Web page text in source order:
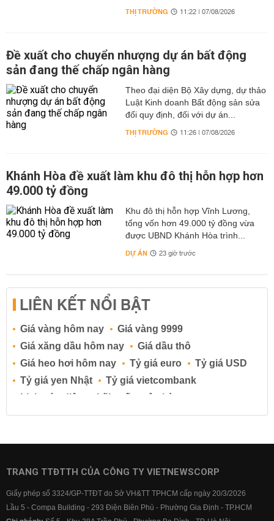
THỊ TRƯỜNG 11:22 | 07/08/2026
Đề xuất cho chuyển nhượng dự án bất động
sản đang thế chấp ngân hàng
Theo đại diện Bộ Xây dựng, dự thảo
Luật Kinh doanh Bất động sản sửa
đổi quy định, đối với dự án...
THỊ TRƯỜNG 11:26 | 07/08/2026
Khánh Hòa đề xuất làm khu đô thị hỗn hợp hơn
49.000 tỷ đồng
Khu đô thị hỗn hợp Vĩnh Lương,
tổng vốn hơn 49.000 tỷ đồng vừa
được UBND Khánh Hòa trình...
DỰ ÁN 23 giờ trước
LIÊN KẾT NỔI BẬT
Giá vàng hôm nay
Giá vàng 9999
Giá xăng dầu hôm nay
Giá dầu thô
Giá heo hơi hôm nay
Tỷ giá euro
Tỷ giá USD
Tỷ giá yen Nhật
Tỷ giá vietcombank
Lịch cúp điện
Lãi suất ngân hàng
Lãi suất tiết kiệm
Lãi suất tiền gửi
Lãi suất ngân hàng BIDV
Lãi suất ngân hàng Vietcombank
TRANG TTĐTTH CỦA CÔNG TY VIETNEWSCORP
Giấy phép số 3324/GP-TTĐT do Sở VH&TT TPHCM cấp ngày 20/3/2026
Lầu 5 - Compa Building - 293 Điện Biên Phủ - Phường Gia Định - TP.HCM